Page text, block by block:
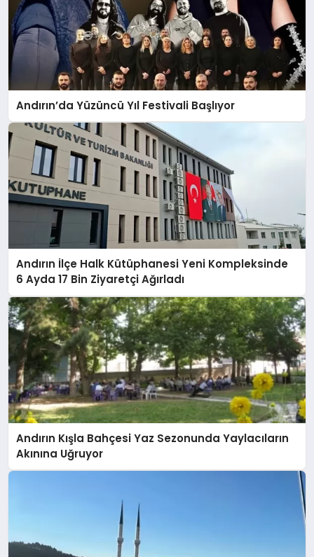
Andırın’da Yüzüncü Yıl Festivali Başlıyor
Andırın İlçe Halk Kütüphanesi Yeni Kompleksinde
6 Ayda 17 Bin Ziyaretçi Ağırladı
Andırın Kışla Bahçesi Yaz Sezonunda Yaylacıların
Akınına Uğruyor